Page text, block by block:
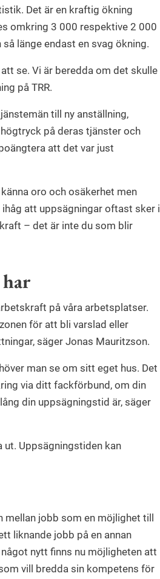
Det är en kraftig ökning
omkring 3 000 respektive 2 000
länge endast en svag ökning.
se. Vi är beredda om det skulle
på TRR.
till ny anställning,
på deras tjänster och
att det var just
oro och osäkerhet men
att uppsägningar oftast sker i
– det är inte du som blir
på våra arbetsplatser.
för att bli varslad eller
säger Jonas Mauritzson.
man se om sitt eget hus. Det
via ditt fackförbund, om din
din uppsägningstid är, säger
Uppsägningstiden kan
jobb som en möjlighet till
liknande jobb på en annan
nytt finns nu möjligheten att
vill bredda sin kompetens för